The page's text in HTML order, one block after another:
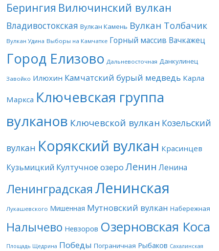
Берингия Вилючинский вулкан
Владивостокская Вулкан Камень Вулкан Толбачик
Вулкан Удина Выборы на Камчатке Горный массив Вачкажец
Город Елизово Дальневосточная Данкулинец
Завойко Илюхин Камчатский бурый медведь Карла
Маркса Ключевская группа
вулканов Ключевской вулкан Козельский
вулкан Корякский вулкан Красинцев
Кузьмицкий Култучное озеро Ленин Ленина
Ленинградская Ленинская
Лукашевского Мишенная Мутновский вулкан Набережная
Налычево Невзоров Озерновская Коса
Площадь Щедрина Победы Пограничная Рыбаков Сахалинская